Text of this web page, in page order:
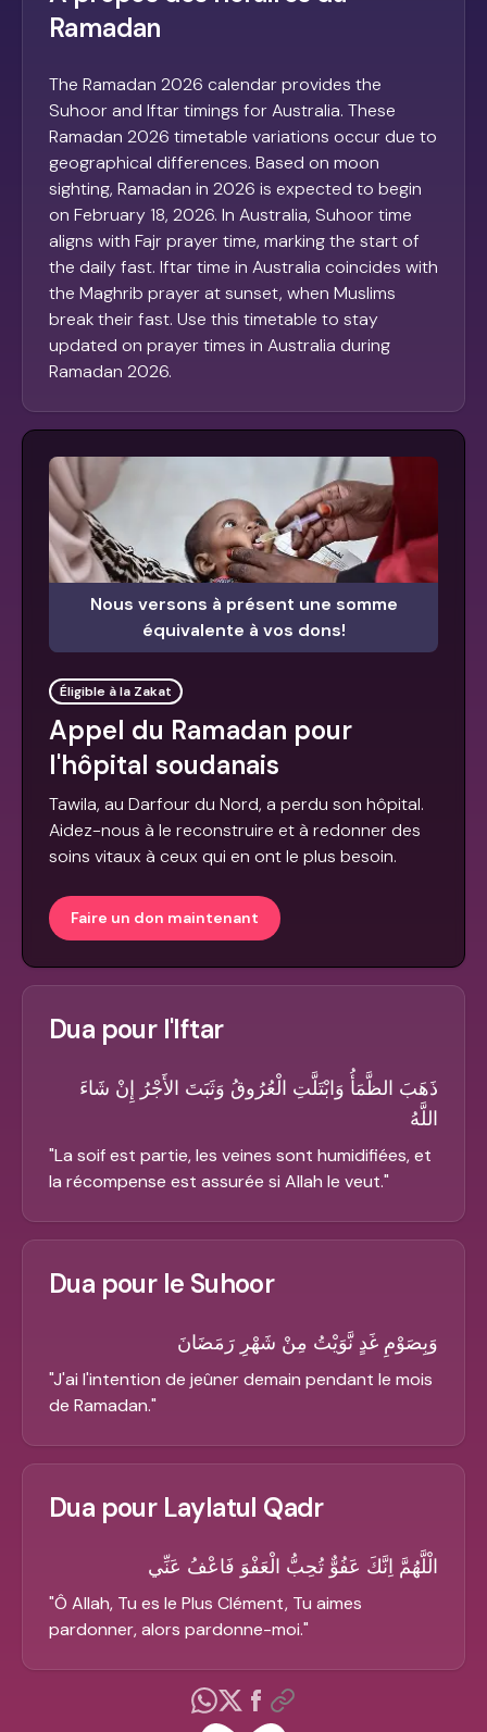
Ramadan
The Ramadan 2026 calendar provides the
Suhoor and Iftar timings for Australia. These
Ramadan 2026 timetable variations occur due to
geographical differences. Based on moon
sighting, Ramadan in 2026 is expected to begin
on February 18, 2026. In Australia, Suhoor time
aligns with Fajr prayer time, marking the start of
the daily fast. Iftar time in Australia coincides with
the Maghrib prayer at sunset, when Muslims
break their fast. Use this timetable to stay
updated on prayer times in Australia during
Ramadan 2026.
Nous versons à présent une somme
équivalente à vos dons!
Éligible à la Zakat
Appel du Ramadan pour
l'hôpital soudanais
Tawila, au Darfour du Nord, a perdu son hôpital.
Aidez-nous à le reconstruire et à redonner des
soins vitaux à ceux qui en ont le plus besoin.
Faire un don maintenant
Dua pour l'Iftar
ذَهَبَ الظَّمَأُ وَابْتَلَّتِ الْعُرُوقُ وَثَبَتَ الأَجْرُ إِنْ شَاءَ
اللَّهُ
"La soif est partie, les veines sont humidifiées, et
la récompense est assurée si Allah le veut."
Dua pour le Suhoor
وَبِصَوْمِ غَدٍ نَّوَيْتُ مِنْ شَهْرِ رَمَضَانَ
"J'ai l'intention de jeûner demain pendant le mois
de Ramadan."
Dua pour Laylatul Qadr
الْلَّهُمَّ اِنَّكَ عَفُوٌّ تُحِبُّ الْعَفْوَ فَاعْفُ عَنِّي
"Ô Allah, Tu es le Plus Clément, Tu aimes
pardonner, alors pardonne-moi."